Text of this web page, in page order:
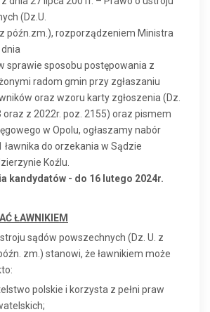
(Dz.U.
późn.zm.), rozporządzeniem Ministra
sprawie sposobu postępowania z
radom gmin przy zgłaszaniu
oraz wzoru karty zgłoszenia (Dz.
oraz z 2022r. poz. 2155) oraz pismem
w Opolu, ogłaszamy nabór
ławnika do orzekania w Sądzie
Koźlu.
kandydatów - do 16 lutego 2024r.
ŁAWNIKIEM
sądów powszechnych (Dz. U. z
zm.) stanowi, że ławnikiem może
polskie i korzysta z pełni praw